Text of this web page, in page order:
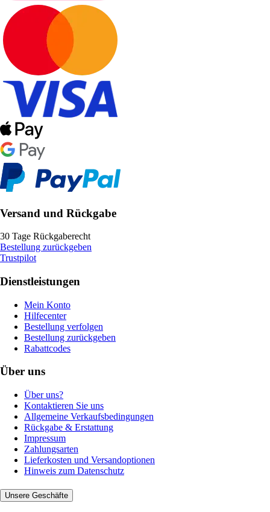
Versand und Rückgabe
30 Tage Rückgaberecht
Bestellung zurückgeben
Trustpilot
Dienstleistungen
Mein Konto
Hilfecenter
Bestellung verfolgen
Bestellung zurückgeben
Rabattcodes
Über uns
Über uns?
Kontaktieren Sie uns
Allgemeine Verkaufsbedingungen
Rückgabe & Erstattung
Impressum
Zahlungsarten
Lieferkosten und Versandoptionen
Hinweis zum Datenschutz
Unsere Geschäfte